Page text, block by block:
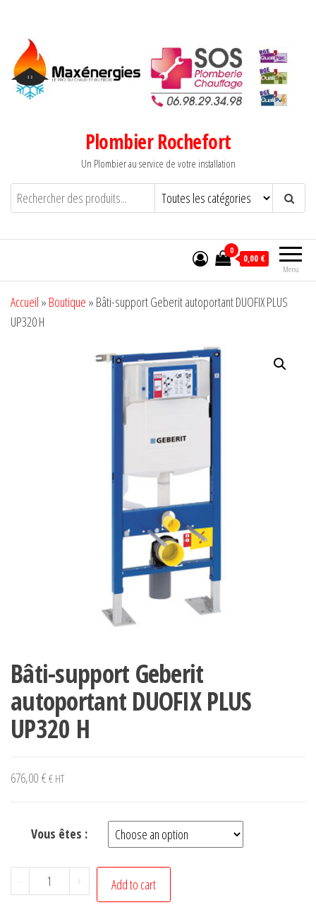
contenu
Plombier Rochefort
Un Plombier au service de votre installation
Menu
0
0,00 €
Accueil » Boutique » Bâti-support Geberit autoportant DUOFIX PLUS
UP320 H
Bâti-support Geberit
autoportant DUOFIX PLUS
UP320 H
676,00 € € HT
Vous êtes :
-
Bâti-
support
+ Add to cart